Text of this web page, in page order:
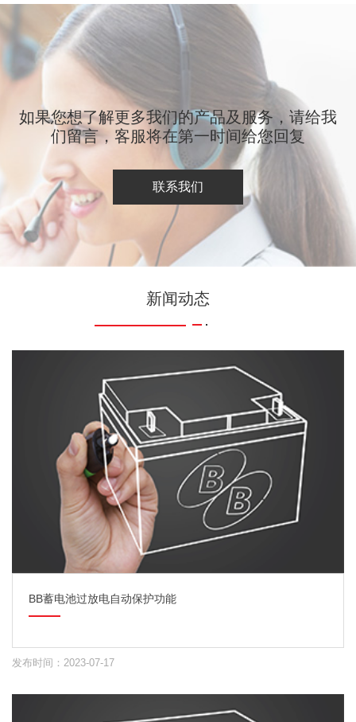
如果您想了解更多我们的产品及服务，请给我
们留言，客服将在第一时间给您回复
联系我们
新闻动态
BB蓄电池过放电自动保护功能
发布时间：2023-07-17